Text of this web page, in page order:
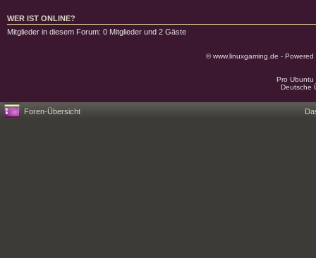
WER IST ONLINE?
Mitglieder in diesem Forum: 0 Mitglieder und 2 Gäste
© www.linuxgaming.de -
Pro
Deutsche
Foren-Übersicht